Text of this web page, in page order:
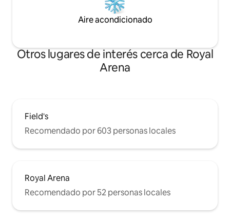
Aire acondicionado
Otros lugares de interés cerca de Royal
Arena
Field's
Recomendado por 603 personas locales
Royal Arena
Recomendado por 52 personas locales